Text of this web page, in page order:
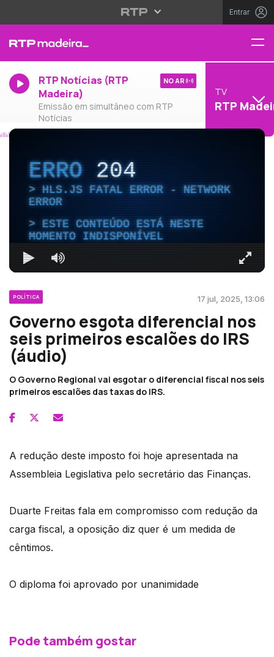
Entrar
RTP Notícias (RTP
Madeira)
Emissão em simultâneo com RTP
Notícias
NO AR
TV
RTP
ERRO204
HLS.JS FATAL ERROR - NETWORK
ERROR
ESTE CONTEÚDO ESTÁ NESTE
MOMENTO INDISPONÍVEL
POLÍTICA 17 jul, 2025, 13:06
Governo esgota diferencial nos
seis primeiros escalões do IRS
(áudio)
O Governo Regional vai esgotar o diferencial fiscal nos seis
primeiros escalões das taxas do IRS.
A redução deste imposto foi hoje apresentada na
Assembleia Legislativa pelo secretário das Finanças.
Duarte Freitas fala em compromisso com redução da
carga fiscal, a oposição diz quer é um medida de
cêntimos.
O diploma foi aprovado por unanimidade
Pode também gostar